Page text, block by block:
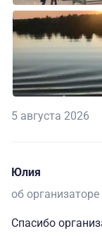
5 августа 2026
Юлия
об организаторе
Спасибо